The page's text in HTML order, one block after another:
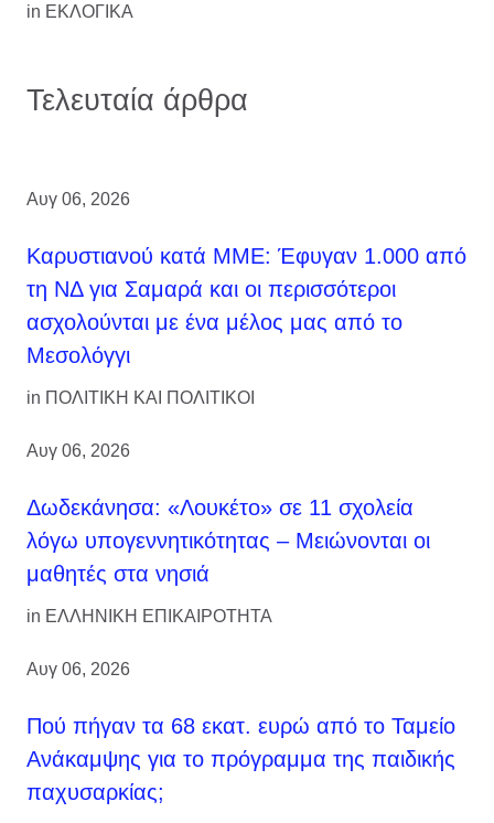
in ΕΚΛΟΓΙΚΑ
Τελευταία άρθρα
Αυγ 06, 2026
Καρυστιανού κατά ΜΜΕ: Έφυγαν 1.000 από
τη ΝΔ για Σαμαρά και οι περισσότεροι
ασχολούνται με ένα μέλος μας από το
Μεσολόγγι
in ΠΟΛΙΤΙΚΗ ΚΑΙ ΠΟΛΙΤΙΚΟΙ
Αυγ 06, 2026
Δωδεκάνησα: «Λουκέτο» σε 11 σχολεία
λόγω υπογεννητικότητας – Μειώνονται οι
μαθητές στα νησιά
in ΕΛΛΗΝΙΚΗ ΕΠΙΚΑΙΡΟΤΗΤΑ
Αυγ 06, 2026
Πού πήγαν τα 68 εκατ. ευρώ από το Ταμείο
Ανάκαμψης για το πρόγραμμα της παιδικής
παχυσαρκίας;